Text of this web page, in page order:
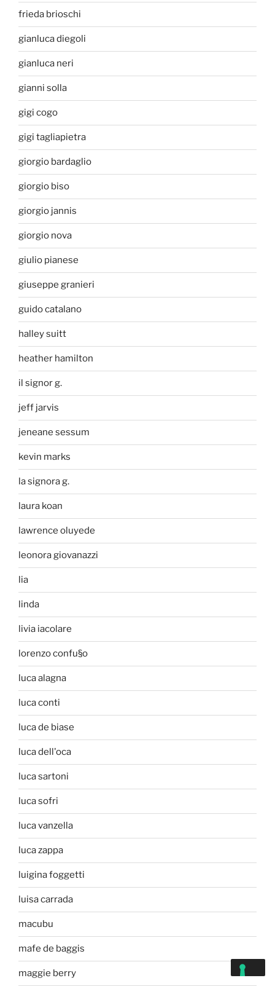
frieda brioschi
gianluca diegoli
gianluca neri
gianni solla
gigi cogo
gigi tagliapietra
giorgio bardaglio
giorgio biso
giorgio jannis
giorgio nova
giulio pianese
giuseppe granieri
guido catalano
halley suitt
heather hamilton
il signor g.
jeff jarvis
jeneane sessum
kevin marks
la signora g.
laura koan
lawrence oluyede
leonora giovanazzi
lia
linda
livia iacolare
lorenzo confu§o
luca alagna
luca conti
luca de biase
luca dell'oca
luca sartoni
luca sofri
luca vanzella
luca zappa
luigina foggetti
luisa carrada
macubu
mafe de baggis
maggie berry